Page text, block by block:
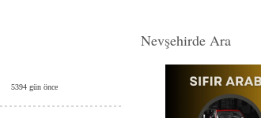
5394 gün önce
Nevşehirde Ara